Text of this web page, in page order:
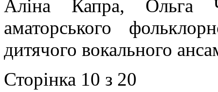
Аліна Капра, Ольга
аматорського
дитячого вокального
Сторінка 10 з 20